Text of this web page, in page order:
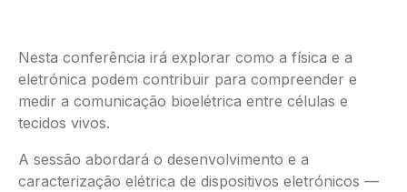
Nesta conferência irá explorar como a física e a
eletrónica podem contribuir para compreender e
medir a comunicação bioelétrica entre células e
tecidos vivos.
A sessão abordará o desenvolvimento e a
caracterização elétrica de dispositivos eletrónicos —